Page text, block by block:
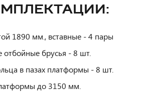
1890 мм., вставные - 4 пары
отбойные брусья - 8 шт.
в пазах платформы - 8 шт.
до 3150 мм.